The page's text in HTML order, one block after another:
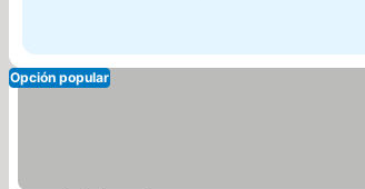
Opción popular